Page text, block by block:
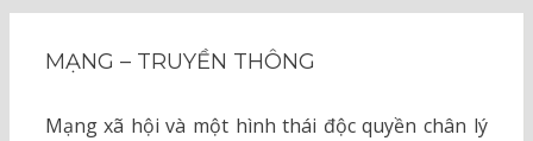
MẠNG – TRUYỀN THÔNG
Mạng xã hội và một hình thái độc quyền chân lý